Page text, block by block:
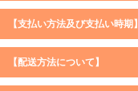
【支払い方法及び支払い時期】
【配送方法について】